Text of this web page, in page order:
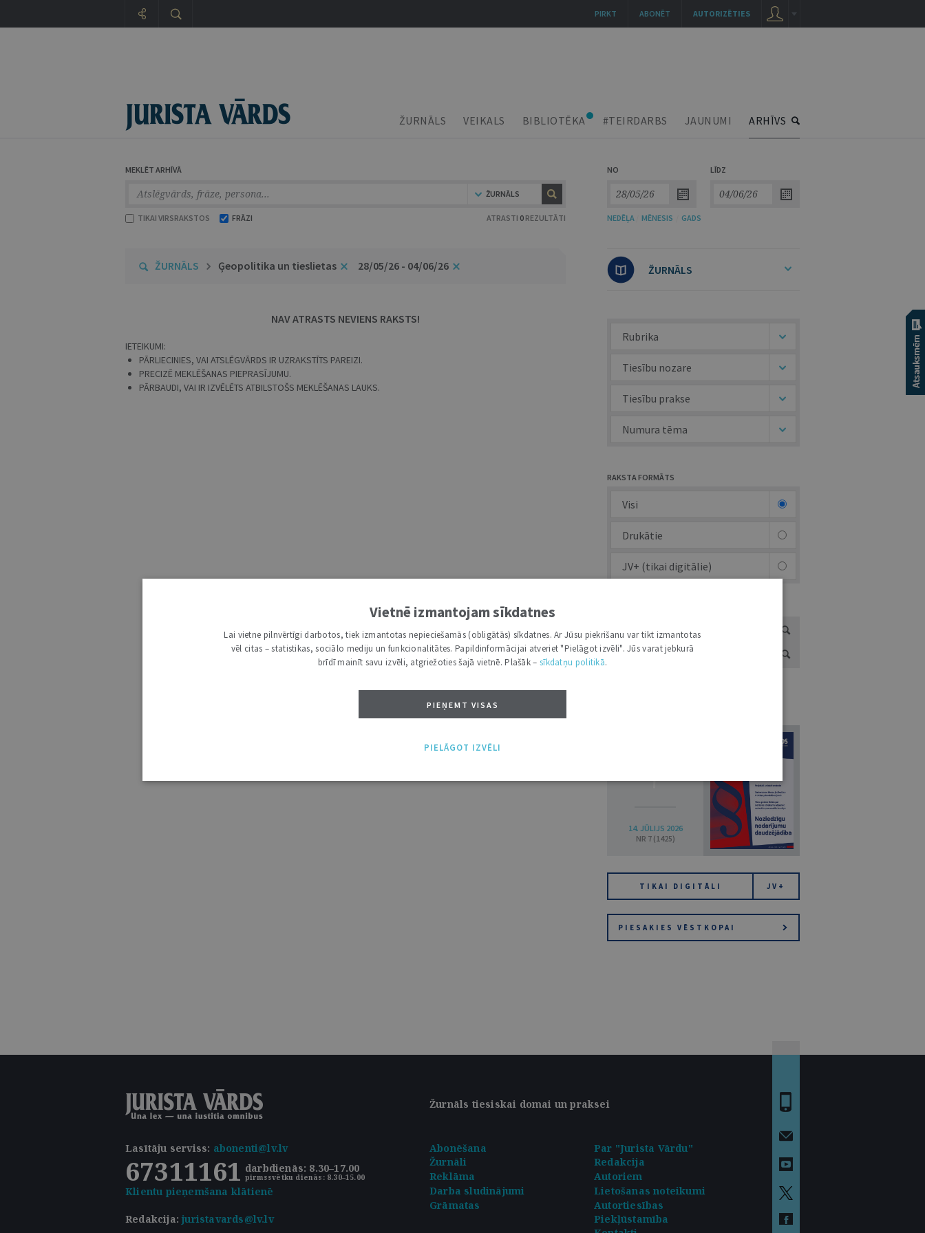
ŽURNĀLS VEIKALS BIBLIOTĒKA #TEIRDARBS JAUNUMI ARHĪVS
MEKLĒT ARHĪVĀ
ŽURNĀLS
TIKAI VIRSRAKSTOS FRĀZI ATRASTI 0 REZULTĀTI
NO LĪDZ
NEDĒĻA MĒNESIS GADS
ŽURNĀLS Ģeopolitika un tieslietas 28/05/26 - 04/06/26
NAV ATRASTS NEVIENS RAKSTS!
IETEIKUMI:
PĀRLIECINIES, VAI ATSLĒGVĀRDS IR UZRAKSTĪTS PAREIZI.
PRECIZĒ MEKLĒŠANAS PIEPRASĪJUMU.
PĀRBAUDI, VAI IR IZVĒLĒTS ATBILSTOŠS MEKLĒŠANAS LAUKS.
ŽURNĀLS
Rubrika
Tiesību nozare
Tiesību prakse
Numura tēma
RAKSTA FORMĀTS
Visi
Drukātie
JV+ (tikai digitālie)
7
14. JŪLIJS 2026
NR 7 (1425)
TIKAI DIGITĀLI JV+
PIESAKIES VĒSTKOPAI
Žurnāls tiesiskai domai un praksei
Lasītāju serviss: abonenti@lv.lv
67311161 darbdienās: 8.30–17.00
pirmssvētku dienās: 8.30–15.00
Klientu pieņemšana klātienē
Abonēšana
Par "Jurista Vārdu"
Žurnāli
Redakcija
Reklāma
Autoriem
Darba sludinājumi
Lietošanas noteikumi
Redakcija:juristavards@lv.lv
Grāmatas
Autortiesības
Piekļūstamība
AUTORIZĒTIES
ABONĒT
PIRKT
Vietnē izmantojam sīkdatnes
Lai vietne pilnvērtīgi darbotos, tiek izmantotas nepieciešamās (obligātās) sīkdatnes. Ar Jūsu piekrišanu var tikt izmantotas
vēl citas – statistikas, sociālo mediju un funkcionalitātes. Papildinformācijai atveriet "Pielāgot izvēli". Jūs varat jebkurā
brīdī mainīt savu izvēli, atgriežoties šajā vietnē. Plašāk – sīkdatņu politikā.
PIEŅEMT VISAS
PIELĀGOT IZVĒLI